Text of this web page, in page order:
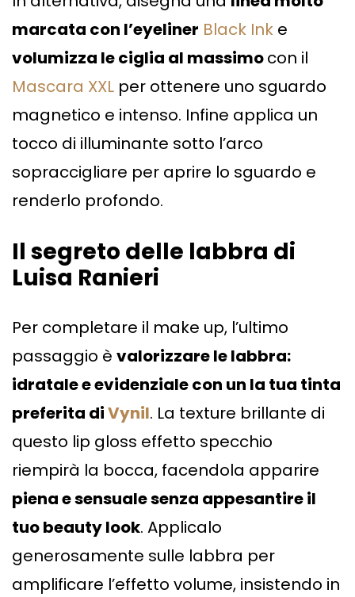
marcata con l’eyeliner Black Ink e
volumizza le ciglia al massimocon il
Mascara XXL per ottenere uno sguardo
magnetico e intenso. Infine applica un
tocco di illuminante sotto l’arco
sopraccigliare per aprire lo sguardo e
renderlo profondo.
Il segreto delle labbra di
Luisa Ranieri
Per completare il make up, l’ultimo
passaggio è valorizzare le labbra:
idratale e evidenziale con un la tua tinta
preferita diVynil. La texture brillante di
questo lip gloss effetto specchio
riempirà la bocca, facendola apparire
piena e sensuale senza appesantire il
tuo beauty look. Applicalo
generosamente sulle labbra per
amplificare l’effetto volume, insistendo in